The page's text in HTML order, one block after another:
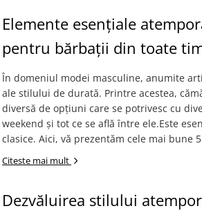
Elemente esențiale
pentru bărbații din toate
În domeniul modei masculine, anumite
ale stilului de durată. Printre acestea,
diversă de opțiuni care se potrivesc cu
weekend și tot ce se află între ele.Este
clasice. Aici, vă prezentăm cele mai bune
Citeste mai mult
Dezvăluirea stilului